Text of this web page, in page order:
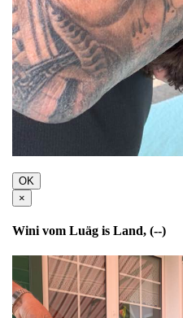
OK
×
Wini vom Luäg is Land, (--)